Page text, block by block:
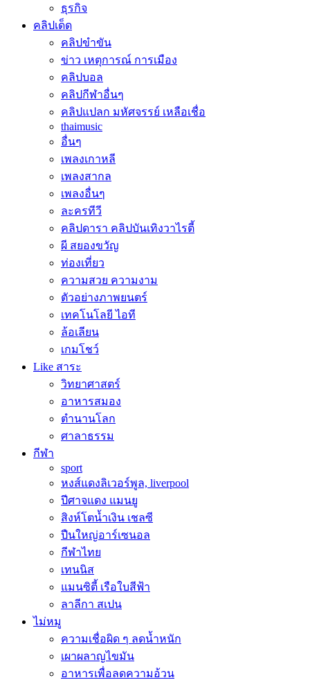
ธุรกิจ
คลิปเด็ด
คลิปขำขัน
ข่าว เหตุการณ์ การเมือง
คลิปบอล
คลิปกีฬาอื่นๆ
คลิปแปลก มหัศจรรย์ เหลือเชื่อ
thaimusic
อื่นๆ
เพลงเกาหลี
เพลงสากล
เพลงอื่นๆ
ละครทีวี
คลิปดารา คลิปบันเทิงวาไรตี้
ผี สยองขวัญ
ท่องเที่ยว
ความสวย ความงาม
ตัวอย่างภาพยนตร์
เทคโนโลยี ไอที
ล้อเลียน
เกมโชว์
Like สาระ
วิทยาศาสตร์
อาหารสมอง
ตำนานโลก
ศาลาธรรม
กีฬา
sport
หงส์แดงลิเวอร์พูล, liverpool
ปีศาจแดง แมนยู
สิงห์โตน้ำเงิน เชลซี
ปืนใหญ่อาร์เซนอล
กีฬาไทย
เทนนิส
แมนซิตี้ เรือใบสีฟ้า
ลาลีกา สเปน
ไม่หมู
ความเชื่อผิด ๆ ลดน้ำหนัก
เผาผลาญไขมัน
อาหารเพื่อลดความอ้วน